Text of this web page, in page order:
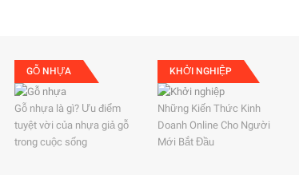
GỖ NHỰA
Gỗ nhựa là gì? Ưu điểm
tuyệt vời của nhựa giả gỗ
trong cuộc sống
KHỞI NGHIỆP
Những Kiến Thức Kinh
Doanh Online Cho Người
Mới Bắt Đầu